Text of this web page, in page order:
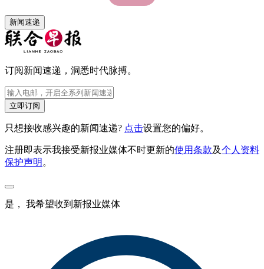
新闻速递
订阅新闻速递，洞悉时代脉搏。
立即订阅
只想接收感兴趣的新闻速递? 点击设置您的偏好。
注册即表示我接受新报业媒体不时更新的使用条款及个人资料
保护声明 。
是， 我希望收到新报业媒体